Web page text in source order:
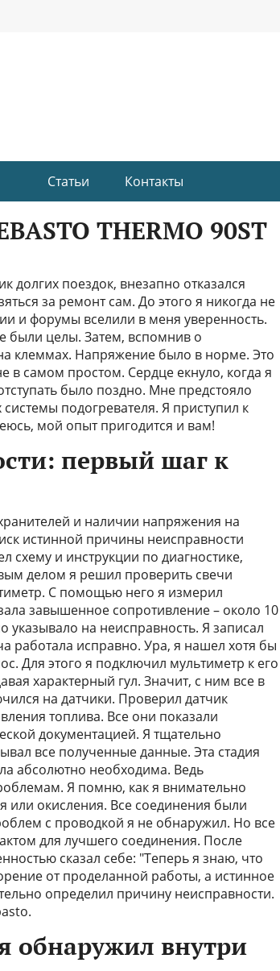
Статьи Контакты
THERMO 90ST
долгих поездок, внезапно отказался
за ремонт сам. До этого я никогда не
и форумы вселили в меня уверенность.
были целы. Затем, вспомнив о
клеммах. Напряжение было в норме. Это
в самом простом. Сердце екнуло, когда я
было поздно. Мне предстояло
подогревателя. Я приступил к
мой опыт пригодится и вам!
первый шаг к
и наличии напряжения на
истинной причины неисправности
схему и инструкции по диагностике,
делом я решил проверить свечи
С помощью него я измерил
завышенное сопротивление – около 10
на неисправность. Я записал
работала исправно. Ура, я нашел хотя бы
Для этого я подключил мультиметр к его
характерный гул. Значит, с ним все в
на датчики. Проверил датчик
топлива. Все они показали
документацией. Я тщательно
все полученные данные. Эта стадия
абсолютно необходима. Ведь
Я помню, как я внимательно
окисления. Все соединения были
с проводкой я не обнаружил. Но все
для лучшего соединения. После
сказал себе: "Теперь я знаю, что
от проделанной работы, а истинное
определил причину неисправности.
обнаружил внутри